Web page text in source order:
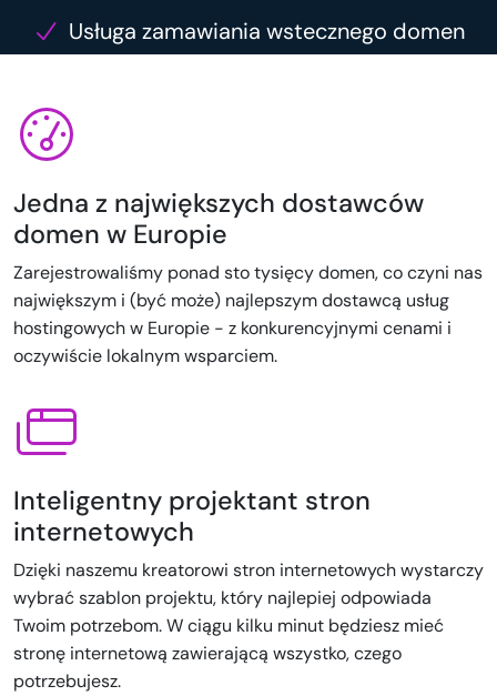
Usługa zamawiania wstecznego domen
Jedna z największych dostawców
domen w Europie
Zarejestrowaliśmy ponad sto tysięcy domen, co czyni nas
największym i (być może) najlepszym dostawcą usług
hostingowych w Europie - z konkurencyjnymi cenami i
oczywiście lokalnym wsparciem.
Inteligentny projektant stron
internetowych
Dzięki naszemu kreatorowi stron internetowych wystarczy
wybrać szablon projektu, który najlepiej odpowiada
Twoim potrzebom. W ciągu kilku minut będziesz mieć
stronę internetową zawierającą wszystko, czego
potrzebujesz.